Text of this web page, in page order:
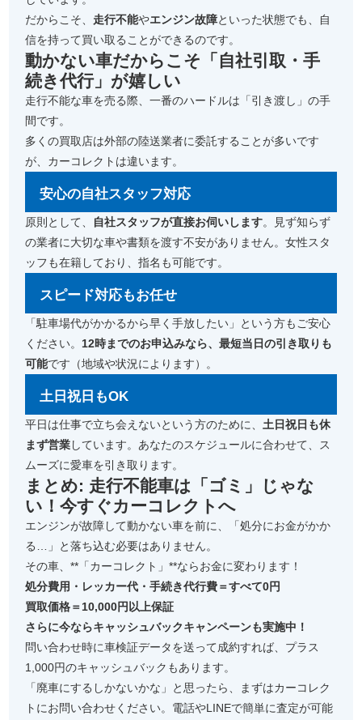
だからこそ、 走行不能やエンジン故障といった状態でも、自
信を持って買い取ることができるのです。
動かない車だからこそ「自社引取・手
続き代行」が嬉しい
走行不能な車を売る際、一番のハードルは「引き渡し」の手
間です。
多くの買取店は外部の陸送業者に委託することが多いです
が、カーコレクトは違います。
安心の自社スタッフ対応
原則として、 自社スタッフが直接お伺いします。見ず知らず
の業者に大切な車や書類を渡す不安がありません。女性スタ
ッフも在籍しており、指名も可能です。
スピード対応もお任せ
「駐車場代がかかるから早く手放したい」という方もご安心
ください。 12時までのお申込みなら、最短当日の引き取りも
可能です（地域や状況によります）。
土日祝日もOK
平日は仕事で立ち会えないという方のために、 土日祝日も休
まず営業しています。あなたのスケジュールに合わせて、ス
ムーズに愛車を引き取ります。
まとめ: 走行不能車は「ゴミ」じゃな
い！今すぐカーコレクトへ
エンジンが故障して動かない車を前に、「処分にお金がかか
る…」と落ち込む必要はありません。
その車、**「カーコレクト」**ならお金に変わります！
処分費用・レッカー代・手続き代行費＝すべて0円
買取価格＝10,000円以上保証
さらに今ならキャッシュバックキャンペーンも実施中！
問い合わせ時に車検証データを送って成約すれば、プラス
1,000円のキャッシュバックもあります。
「廃車にするしかないかな」と思ったら、まずはカーコレク
トにお問い合わせください。電話やLINEで簡単に査定が可能